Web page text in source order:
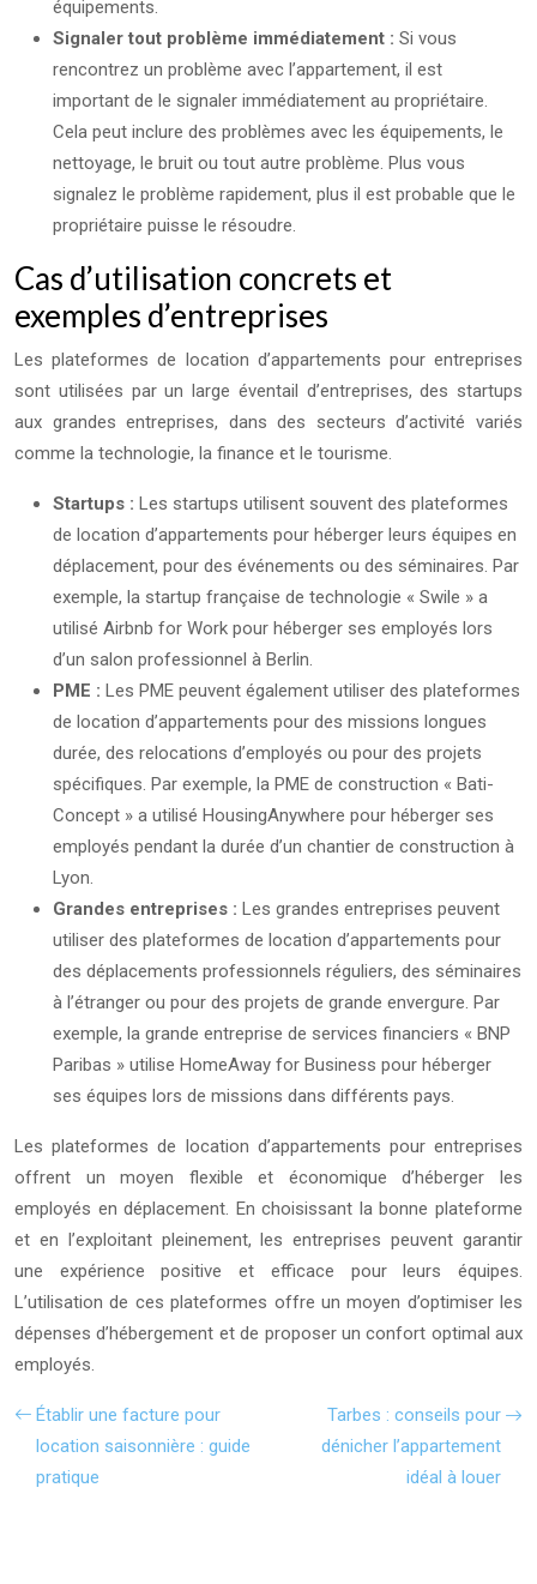
équipements.
Signaler tout problème immédiatement : Si vous
rencontrez un problème avec l’appartement, il est
important de le signaler immédiatement au propriétaire.
Cela peut inclure des problèmes avec les équipements, le
nettoyage, le bruit ou tout autre problème. Plus vous
signalez le problème rapidement, plus il est probable que le
propriétaire puisse le résoudre.
Cas d’utilisation concrets et
exemples d’entreprises
Les plateformes de location d’appartements pour entreprises
sont utilisées par un large éventail d’entreprises, des startups
aux grandes entreprises, dans des secteurs d’activité variés
comme la technologie, la finance et le tourisme.
Startups : Les startups utilisent souvent des plateformes
de location d’appartements pour héberger leurs équipes en
déplacement, pour des événements ou des séminaires. Par
exemple, la startup française de technologie « Swile » a
utilisé Airbnb for Work pour héberger ses employés lors
d’un salon professionnel à Berlin.
PME : Les PME peuvent également utiliser des plateformes
de location d’appartements pour des missions longues
durée, des relocations d’employés ou pour des projets
spécifiques. Par exemple, la PME de construction « Bati-
Concept » a utilisé HousingAnywhere pour héberger ses
employés pendant la durée d’un chantier de construction à
Lyon.
Grandes entreprises : Les grandes entreprises peuvent
utiliser des plateformes de location d’appartements pour
des déplacements professionnels réguliers, des séminaires
à l’étranger ou pour des projets de grande envergure. Par
exemple, la grande entreprise de services financiers « BNP
Paribas » utilise HomeAway for Business pour héberger
ses équipes lors de missions dans différents pays.
Les plateformes de location d’appartements pour entreprises
offrent un moyen flexible et économique d’héberger les
employés en déplacement. En choisissant la bonne plateforme
et en l’exploitant pleinement, les entreprises peuvent garantir
une expérience positive et efficace pour leurs équipes.
L’utilisation de ces plateformes offre un moyen d’optimiser les
dépenses d’hébergement et de proposer un confort optimal aux
employés.
Établir une facture pour
location saisonnière : guide
pratique
Tarbes : conseils pour
dénicher l’appartement
idéal à louer